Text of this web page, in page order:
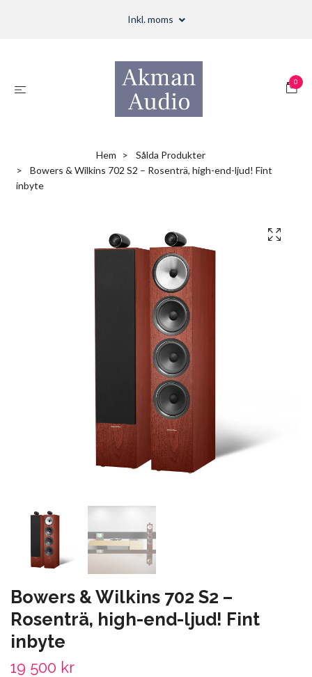
Inkl. moms
0
Hem
Sålda Produkter
Bowers & Wilkins 702 S2 – Rosenträ, high-end-ljud! Fint
inbyte
Bowers & Wilkins 702 S2 –
Rosenträ, high-end-ljud! Fint
inbyte
19 500 kr